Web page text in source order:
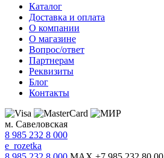
Каталог
Доставка и оплата
О компании
О магазине
Вопрос/ответ
Партнерам
Реквизиты
Блог
Контакты
м. Савеловская
8 985 232 8 000
e_rozetka